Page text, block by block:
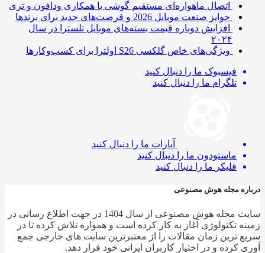
اتصال ماهواره‌ای مستقیم گوشی‌ با همکاری ودافون و تری
جوایز صنعت موبایل 2026 و فرصت‌های جدید برای برندها
افزایش دوباره قیمت بسته‌های موبایل تلسترا در سال
۲۰۲۴
ویژگی‌های خاص گلکسی S26 اولترا برای کسب‌وکارها
فیسبوک ما را دنبال کنید
تلگرام ما را دنبال کنید
آپارات ما را دنبال کنید
ماستودون ما را دنبال کنید
فلیکر ما را دنبال کنید
مجله هوش مصنوعی
سایت مجله هوش مصنوعی از سال 1404 در جهت اطلاع رسانی در
تکنولوژی آغاز به کار کرده است و همواره تلاش کرده تا در
ترین زمان مقالات را از معتبرترین سایت های خارجی جمع
کرده و در اختیار کاربران ایرانی خود قرار دهد.